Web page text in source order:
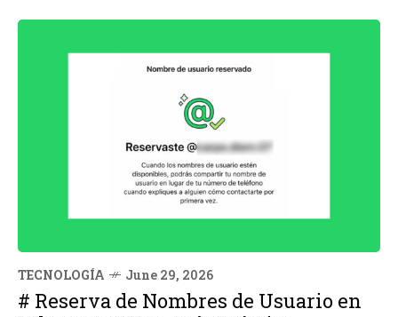
TECNOLOGÍA June 29, 2026
# Reserva de Nombres de Usuario en